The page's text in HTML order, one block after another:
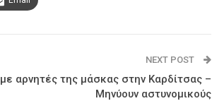
NEXT POST
αρνητές της μάσκας στην Καρδίτσας –
Μηνύουν αστυνομικούς